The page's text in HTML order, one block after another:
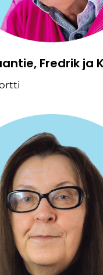
Fredrik ja